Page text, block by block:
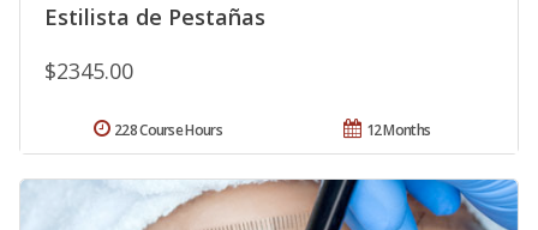
Estilista de Pestañas
$2345.00
12 Months
228 Course Hours